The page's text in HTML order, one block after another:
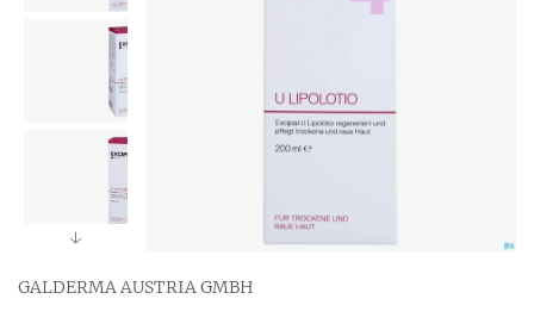
GALDERMA AUSTRIA GMBH